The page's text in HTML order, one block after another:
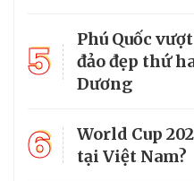
5
Phú Quốc
đảo đẹp thứ
Dương
6
World Cup
tại Việt Nam?